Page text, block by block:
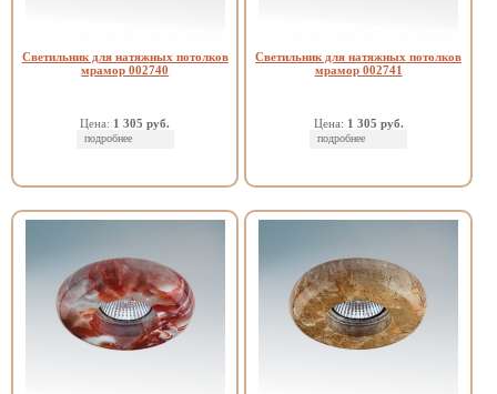
Светильник для натяжных потолков
мрамор 002740
Цена: 1 305 руб.
подробнее
Светильник для натяжных потолков
мрамор 002741
Цена: 1 305 руб.
подробнее